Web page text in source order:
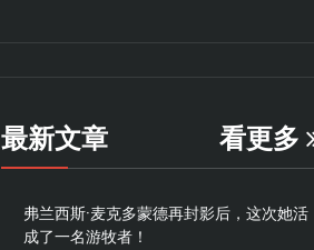
最新文章 看更多
弗兰西斯·麦克多蒙德再封影后，这次她活
成了一名游牧者！